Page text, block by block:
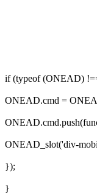
if (typeof (ONEAD)
ONEAD.cmd =
ONEAD_slot('div-
});
}